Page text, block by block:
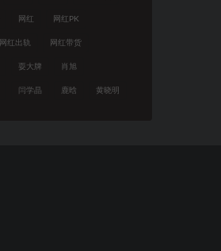
网红 网红PK
网红出轨 网红带货
耍大牌 肖旭
闫学晶 鹿晗 黄晓明